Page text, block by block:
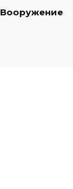
Вооружение